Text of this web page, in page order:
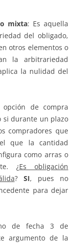
mixta: Es aquella
del obligado,
otros elementos o
la arbitrariedad
la nulidad del
de compra
si durante un plazo
compradores que
que la cantidad
como arras o
¿Es obligación
? SI, pues no
para dejar
de fecha 3 de
argumento de la